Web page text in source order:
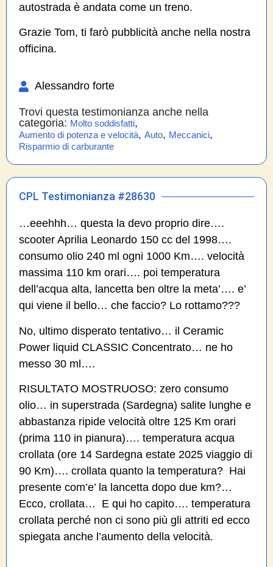
autostrada è andata come un treno.
Grazie Tom, ti farò pubblicità anche nella nostra
officina.
Alessandro forte
Trovi questa testimonianza anche nella
categoria: Molto soddisfatti,
Aumento di potenza e velocità, Auto, Meccanici,
Risparmio di carburante
CPL Testimonianza #28630
…eeehhh… questa la devo proprio dire….
scooter Aprilia Leonardo 150 cc del 1998….
consumo olio 240 ml ogni 1000 Km…. velocità
massima 110 km orari…. poi temperatura
dell’acqua alta, lancetta ben oltre la meta’…. e’
qui viene il bello… che faccio? Lo rottamo???
No, ultimo disperato tentativo… il Ceramic
Power liquid CLASSIC Concentrato… ne ho
messo 30 ml….
RISULTATO MOSTRUOSO: zero consumo
olio… in superstrada (Sardegna) salite lunghe e
abbastanza ripide velocità oltre 125 Km orari
(prima 110 in pianura)…. temperatura acqua
crollata (ore 14 Sardegna estate 2025 viaggio di
90 Km)…. crollata quanto la temperatura? Hai
presente com’e’ la lancetta dopo due km?…
Ecco, crollata… E qui ho capito…. temperatura
crollata perché non ci sono più gli attriti ed ecco
spiegata anche l’aumento della velocità.